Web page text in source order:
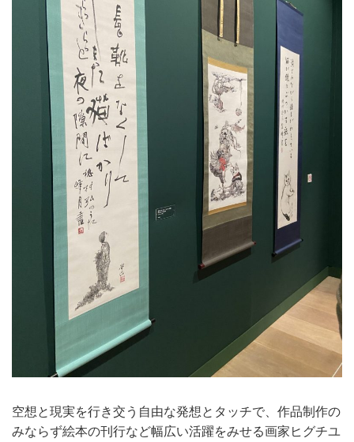
空想と現実を行き交う自由な発想とタッチで、作品制作の
みならず絵本の刊行など幅広い活躍をみせる画家ヒグチユ